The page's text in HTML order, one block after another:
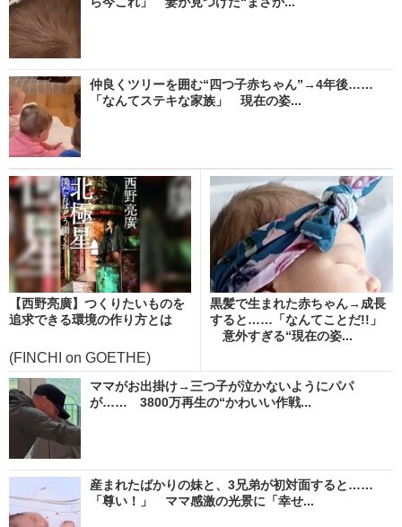
仲良くツリーを囲む“四つ子赤ちゃん”→4年後……
「なんてステキな家族」 現在の姿...
【西野亮廣】つくりたいものを
追求できる環境の作り方とは
(FINCHI on GOETHE)
黒髪で生まれた赤ちゃん→成長
すると……「なんてことだ!!」
意外すぎる“現在の姿...
ママがお出掛け→三つ子が泣かないようにパパ
が…… 3800万再生の“かわいい作戦...
産まれたばかりの妹と、3兄弟が初対面すると……
「尊い！」 ママ感激の光景に「幸せ...